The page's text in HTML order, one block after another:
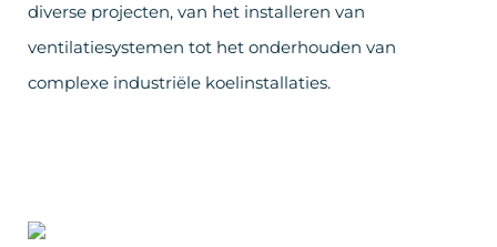
diverse projecten, van het installeren van
ventilatiesystemen tot het onderhouden van
complexe industriële koelinstallaties.